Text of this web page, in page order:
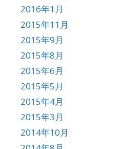
2016年1月
2015年11月
2015年9月
2015年8月
2015年6月
2015年5月
2015年4月
2015年3月
2014年10月